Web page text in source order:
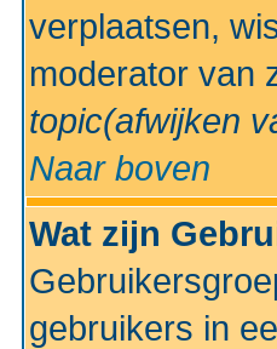
verplaatsen,
moderator van
topic(afwijken
Naar boven
Wat zijn
gebruikers in